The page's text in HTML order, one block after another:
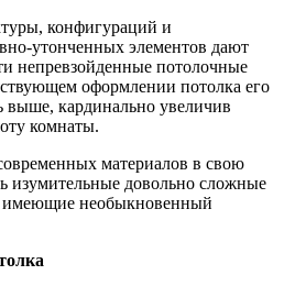
конфигураций и
утонченных элементов дают
непревзойденные потолочные
оформлении потолка его
кардинально увеличив
комнаты.
материалов в свою
изумительные довольно сложные
имеющие необыкновенный